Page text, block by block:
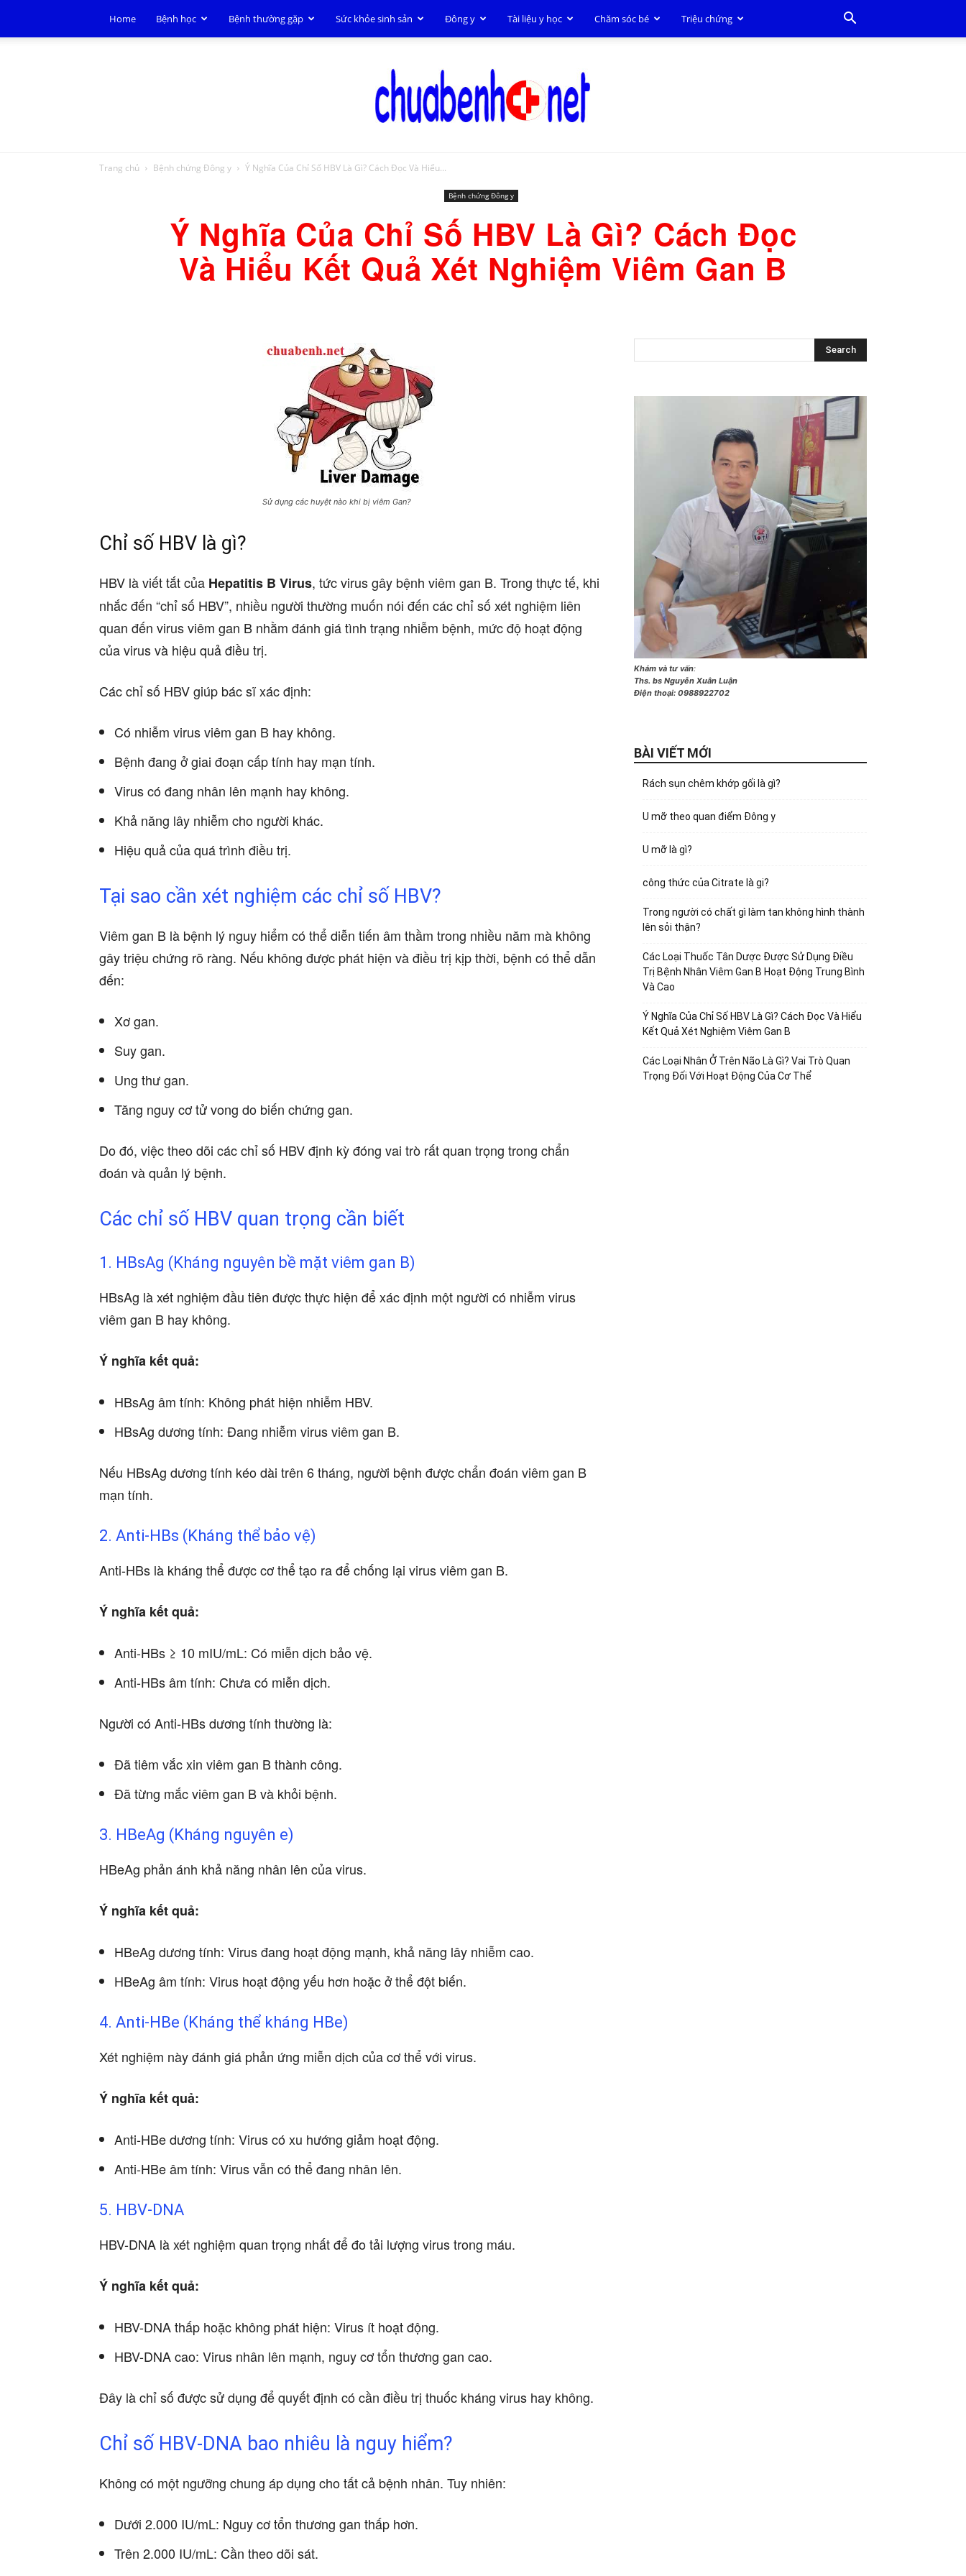
Home Bệnh học Bệnh thường gặp Sức khỏe sinh sản Đông y Tài liệu y học Chăm sóc bé Triệu chứng
Trang chủ Bệnh chứng Đông y Ý Nghĩa Của Chỉ Số HBV Là Gì? Cách Đọc Và Hiểu...
Bệnh chứng Đông y
Ý Nghĩa Của Chỉ Số HBV Là Gì? Cách Đọc
Và Hiểu Kết Quả Xét Nghiệm Viêm Gan B
Sử dụng các huyệt nào khi bị viêm Gan?
Chỉ số HBV là gì?
HBV là viết tắt của Hepatitis B Virus, tức virus gây bệnh viêm gan B. Trong thực tế, khi
nhắc đến “chỉ số HBV”, nhiều người thường muốn nói đến các chỉ số xét nghiệm liên
quan đến virus viêm gan B nhằm đánh giá tình trạng nhiễm bệnh, mức độ hoạt động
của virus và hiệu quả điều trị.
Các chỉ số HBV giúp bác sĩ xác định:
Có nhiễm virus viêm gan B hay không.
Bệnh đang ở giai đoạn cấp tính hay mạn tính.
Virus có đang nhân lên mạnh hay không.
Khả năng lây nhiễm cho người khác.
Hiệu quả của quá trình điều trị.
Tại sao cần xét nghiệm các chỉ số HBV?
Viêm gan B là bệnh lý nguy hiểm có thể diễn tiến âm thầm trong nhiều năm mà không
gây triệu chứng rõ ràng. Nếu không được phát hiện và điều trị kịp thời, bệnh có thể dẫn
đến:
Xơ gan.
Suy gan.
Ung thư gan.
Tăng nguy cơ tử vong do biến chứng gan.
Do đó, việc theo dõi các chỉ số HBV định kỳ đóng vai trò rất quan trọng trong chẩn
đoán và quản lý bệnh.
Các chỉ số HBV quan trọng cần biết
1. HBsAg (Kháng nguyên bề mặt viêm gan B)
HBsAg là xét nghiệm đầu tiên được thực hiện để xác định một người có nhiễm virus
viêm gan B hay không.
Ý nghĩa kết quả:
HBsAg âm tính: Không phát hiện nhiễm HBV.
HBsAg dương tính: Đang nhiễm virus viêm gan B.
Nếu HBsAg dương tính kéo dài trên 6 tháng, người bệnh được chẩn đoán viêm gan B
mạn tính.
2. Anti-HBs (Kháng thể bảo vệ)
Anti-HBs là kháng thể được cơ thể tạo ra để chống lại virus viêm gan B.
Ý nghĩa kết quả:
Anti-HBs ≥ 10 mIU/mL: Có miễn dịch bảo vệ.
Anti-HBs âm tính: Chưa có miễn dịch.
Người có Anti-HBs dương tính thường là:
Đã tiêm vắc xin viêm gan B thành công.
Đã từng mắc viêm gan B và khỏi bệnh.
3. HBeAg (Kháng nguyên e)
HBeAg phản ánh khả năng nhân lên của virus.
Ý nghĩa kết quả:
HBeAg dương tính: Virus đang hoạt động mạnh, khả năng lây nhiễm cao.
HBeAg âm tính: Virus hoạt động yếu hơn hoặc ở thể đột biến.
4. Anti-HBe (Kháng thể kháng HBe)
Xét nghiệm này đánh giá phản ứng miễn dịch của cơ thể với virus.
Ý nghĩa kết quả:
Anti-HBe dương tính: Virus có xu hướng giảm hoạt động.
Anti-HBe âm tính: Virus vẫn có thể đang nhân lên.
5. HBV-DNA
HBV-DNA là xét nghiệm quan trọng nhất để đo tải lượng virus trong máu.
Ý nghĩa kết quả:
HBV-DNA thấp hoặc không phát hiện: Virus ít hoạt động.
HBV-DNA cao: Virus nhân lên mạnh, nguy cơ tổn thương gan cao.
Đây là chỉ số được sử dụng để quyết định có cần điều trị thuốc kháng virus hay không.
Chỉ số HBV-DNA bao nhiêu là nguy hiểm?
Không có một ngưỡng chung áp dụng cho tất cả bệnh nhân. Tuy nhiên:
Dưới 2.000 IU/mL: Nguy cơ tổn thương gan thấp hơn.
Trên 2.000 IU/mL: Cần theo dõi sát.
Khám và tư vấn:
Ths. bs Nguyễn Xuân Luận
Điện thoại: 0988922702
BÀI VIẾT MỚI
Rách sụn chêm khớp gối là gì?
U mỡ theo quan điểm Đông y
U mỡ là gì?
công thức của Citrate là gi?
Trong người có chất gì làm tan không hình thành
lên sỏi thận?
Các Loại Thuốc Tân Dược Được Sử Dụng Điều
Trị Bệnh Nhân Viêm Gan B Hoạt Động Trung Bình
Và Cao
Ý Nghĩa Của Chỉ Số HBV Là Gì? Cách Đọc Và Hiểu
Kết Quả Xét Nghiệm Viêm Gan B
Các Loại Nhân Ở Trên Não Là Gì? Vai Trò Quan
Trọng Đối Với Hoạt Động Của Cơ Thể